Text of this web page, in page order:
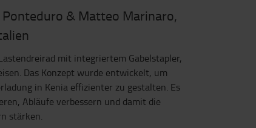
Ponteduro & Matteo Marinaro,
mit integriertem Gabelstapler,
Das Konzept wurde entwickelt, um
in Kenia effizienter zu gestalten. Es
Abläufe verbessern und damit die
stärken.